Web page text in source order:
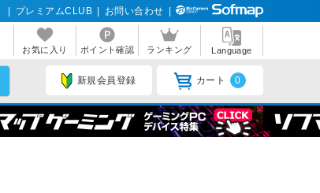
プレミアムCLUB お問い合わせ
お気に入り ポイント確認 ランキング Language
新規会員登録 カート 0